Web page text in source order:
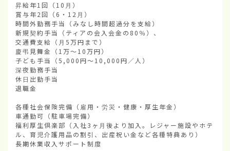
昇給年1回（10月）
賞与年2回（6・12月）
時間外勤務手当（みなし時間超過分を支給）
新規契約手当（ティアの会入会金の80％）、
交通費支給（月5万円まで）
慶弔見舞金（1万〜10万円）
子ども手当（5,000円〜10,000円／人）
深夜勤務手当
休日出勤手当
退職金
各種社会保険完備（雇用・労災・健康・厚生年金）
車通勤可（駐車場完備）
福利厚生倶楽部（入社3ヶ月後より加入。レジャー施設やホテ
ル、育児介護用品の割引、出産祝い金など各種特典あり）
長期休業収入サポート制度